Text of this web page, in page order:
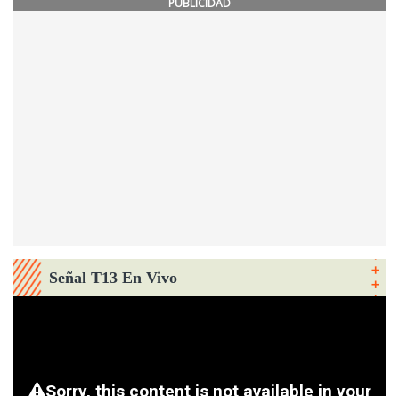
PUBLICIDAD
Señal T13 En Vivo